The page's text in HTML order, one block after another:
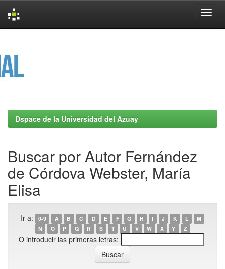
Dspace de la Universidad del Azuay
Buscar por Autor Fernández
de Córdova Webster, María
Elisa
Ir a: 0-9 A B C D E F G H I J K L
M
N
O P Q R S T U V W X Y Z
O introducir las primeras letras: